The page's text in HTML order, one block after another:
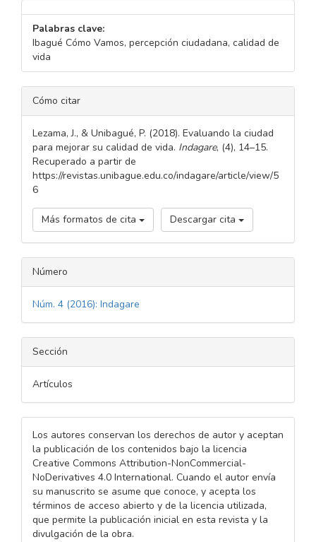
Palabras clave:
Ibagué Cómo Vamos, percepción ciudadana, calidad de
vida
DETALLES
DEL
ARTÍCULO
Cómo citar
Lezama, J., & Unibagué, P. (2018). Evaluando la ciudad
para mejorar su calidad de vida. Indagare, (4), 14–15.
Recuperado a partir de
https://revistas.unibague.edu.co/indagare/article/view/5
6
Más formatos de cita Descargar cita
Número
Núm. 4 (2016): Indagare
Sección
Artículos
Los autores conservan los derechos de autor y aceptan
la publicación de los contenidos bajo la licencia
Creative Commons Attribution-NonCommercial-
NoDerivatives 4.0 International. Cuando el autor envía
su manuscrito se asume que conoce, y acepta los
términos de acceso abierto y de la licencia utilizada,
que permite la publicación inicial en esta revista y la
divulgación de la obra.